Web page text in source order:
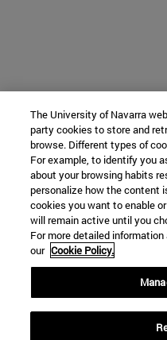
The University of Navarra
party cookies to store and
browse. Different types of
For example, to identify you
about your browsing habits
personalize how the content
cookies you want to enable
will remain active until you
For more detailed
our Cookie Policy.